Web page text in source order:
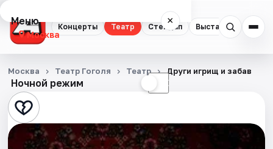
Концерты Театр Стендап Выставки
Меню ×
Москва
Концерты
Театр
Стендап
Ночной режим ☾
Москва Театр Гоголя Театр Други игрищ и забав